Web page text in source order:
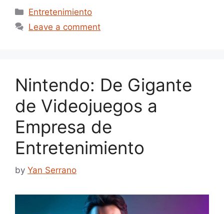
Categories
Entretenimiento
Leave a comment
Nintendo: De Gigante
de Videojuegos a
Empresa de
Entretenimiento
by Yan Serrano